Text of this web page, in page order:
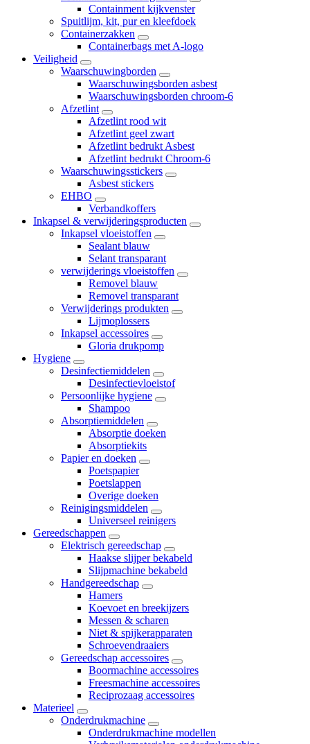
Containment kijkvenster
Spuitlijm, kit, pur en kleefdoek
Containerzakken
Containerbags met A-logo
Veiligheid
Waarschuwingborden
Waarschuwingsborden asbest
Waarschuwingsborden chroom-6
Afzetlint
Afzetlint rood wit
Afzetlint geel zwart
Afzetlint bedrukt Asbest
Afzetlint bedrukt Chroom-6
Waarschuwingsstickers
Asbest stickers
EHBO
Verbandkoffers
Inkapsel & verwijderingsproducten
Inkapsel vloeistoffen
Sealant blauw
Selant transparant
verwijderings vloeistoffen
Removel blauw
Removel transparant
Verwijderings produkten
Lijmoplossers
Inkapsel accessoires
Gloria drukpomp
Hygiene
Desinfectiemiddelen
Desinfectievloeistof
Persoonlijke hygiene
Shampoo
Absorptiemiddelen
Absorptie doeken
Absorptiekits
Papier en doeken
Poetspapier
Poetslappen
Overige doeken
Reinigingsmiddelen
Universeel reinigers
Gereedschappen
Elektrisch gereedschap
Haakse slijper bekabeld
Slijpmachine bekabeld
Handgereedschap
Hamers
Koevoet en breekijzers
Messen & scharen
Niet & spijkerapparaten
Schroevendraaiers
Gereedschap accessoires
Boormachine accessoires
Freesmachine accessoires
Reciprozaag accessoires
Materieel
Onderdrukmachine
Onderdrukmachine modellen